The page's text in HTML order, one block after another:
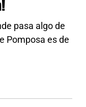
pasa algo de
Pomposa es de